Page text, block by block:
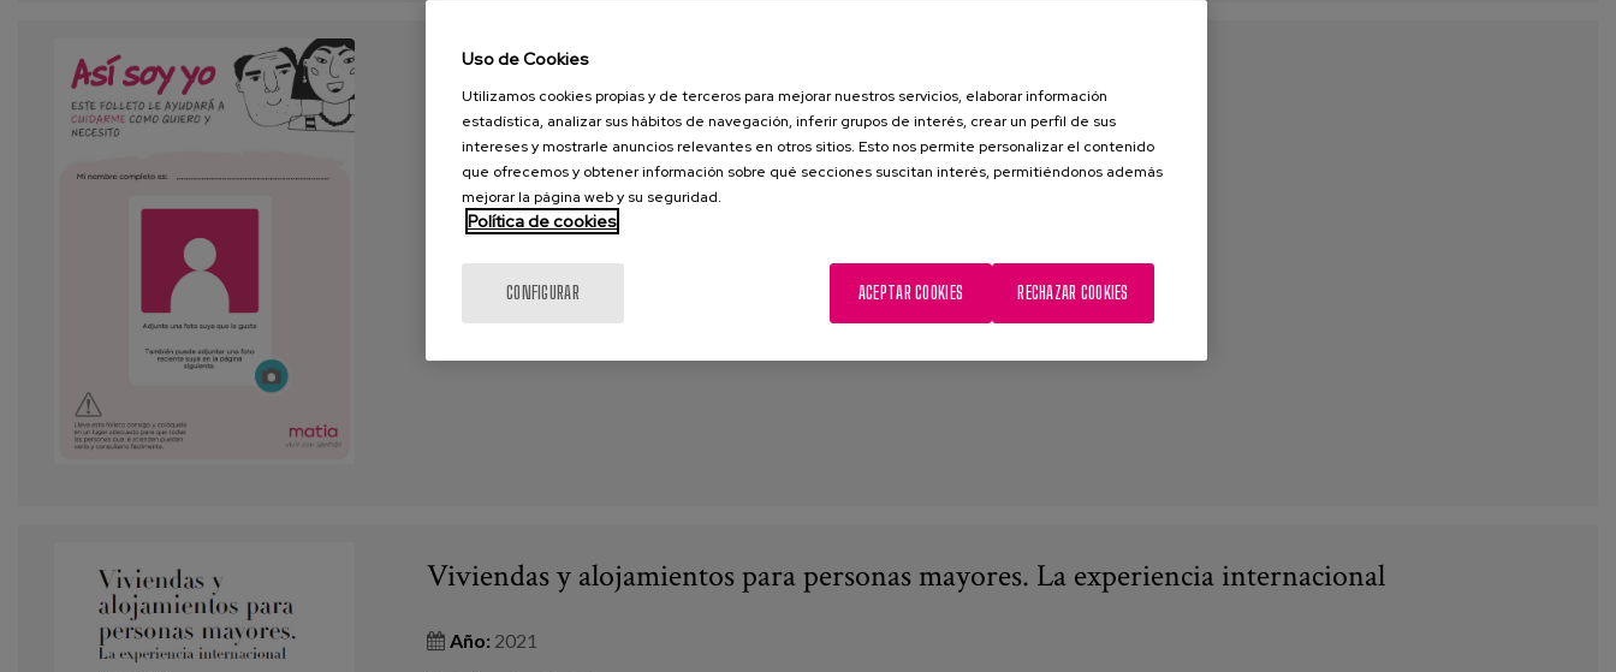
Así soy yo
Año:
Autor:Alzheimer's Association
Etiquetas:Demencia
VER MÁS
Viviendas y alojamientos para personas mayores. La experiencia internacional
Año: 2021
Uso de Cookies
Utilizamos cookies propias y de terceros para mejorar nuestros servicios, elaborar información
estadística, analizar sus hábitos de navegación, inferir grupos de interés, crear un perfil de sus
intereses y mostrarle anuncios relevantes en otros sitios. Esto nos permite personalizar el contenido
que ofrecemos y obtener información sobre qué secciones suscitan interés, permitiéndonos además
mejorar la página web y su seguridad.
Política de cookies
CONFIGURAR RECHAZAR COOKIES
ACEPTAR COOKIES